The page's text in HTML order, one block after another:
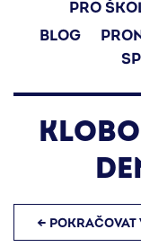
PRO
BLOG
← POKRAČOVAT